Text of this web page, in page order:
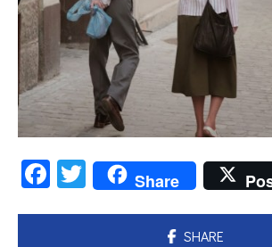
Facebook
Twitter
Share
SHARE